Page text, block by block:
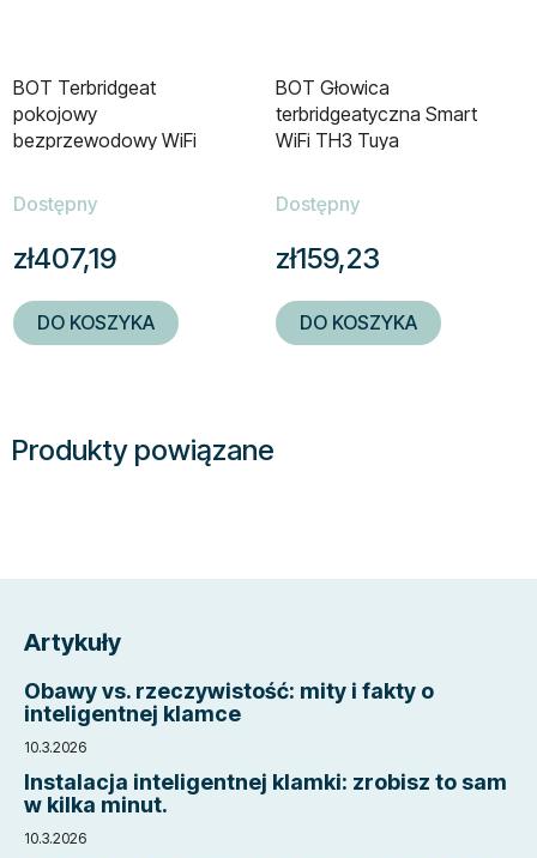
Produkty powiązane
BOT Terbridgeat
pokojowy
bezprzewodowy WiFi
Dostępny
zł407,19
DO KOSZYKA
BOT Głowica
terbridgeatyczna Smart
WiFi TH3 Tuya
Dostępny
zł159,23
DO KOSZYKA
Artykuły
Obawy vs. rzeczywistość: mity i fakty o
inteligentnej klamce
10.3.2026
Instalacja inteligentnej klamki: zrobisz to sam
w kilka minut.
10.3.2026